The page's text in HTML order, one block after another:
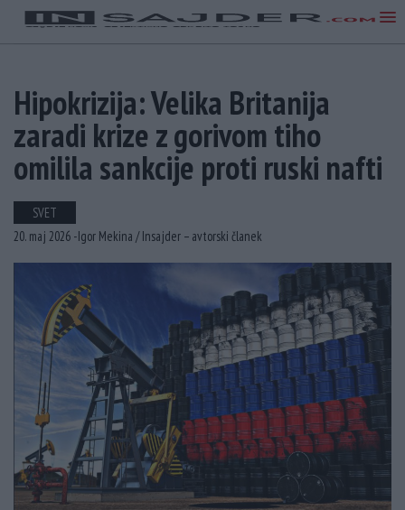
Hipokrizija: Velika Britanija
zaradi krize z gorivom tiho
omilila sankcije proti ruski nafti
SVET
20. maj 2026 -Igor Mekina /Insajder – avtorski članek